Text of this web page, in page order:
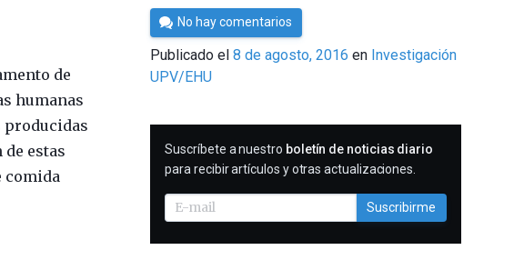
de
humanas
producidas
estas
comida
Por
César
Tomé
No hay comentarios
Publicado el8 de agosto, 2016 en Investigación
UPV/EHU
SUSCRIBIRME
Suscríbete a nuestro boletín de noticias diario
para recibir artículos y otras actualizaciones.
Suscribirme